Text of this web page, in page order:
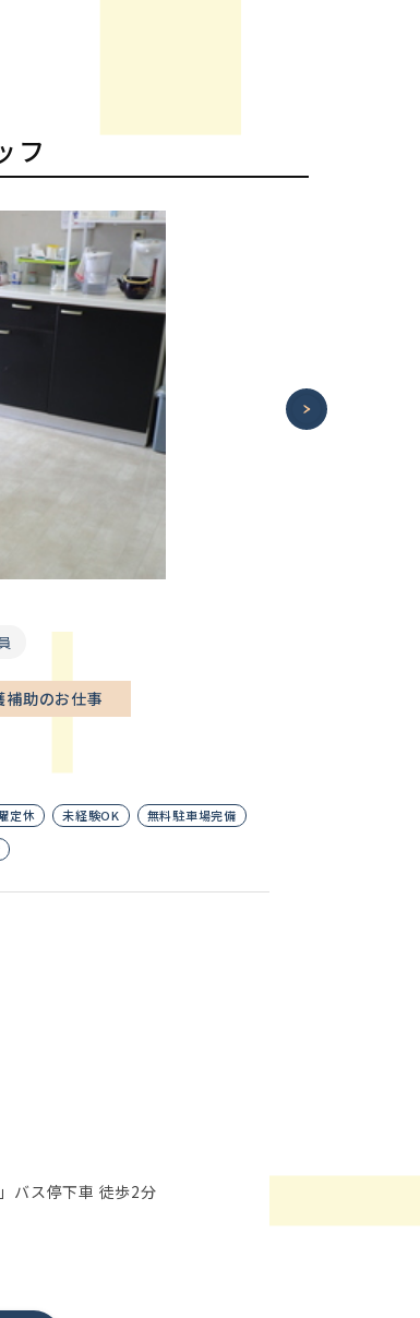
フ
助のお仕事
定休 未経験OK
無料駐車場完備
バス停下車 徒歩2分